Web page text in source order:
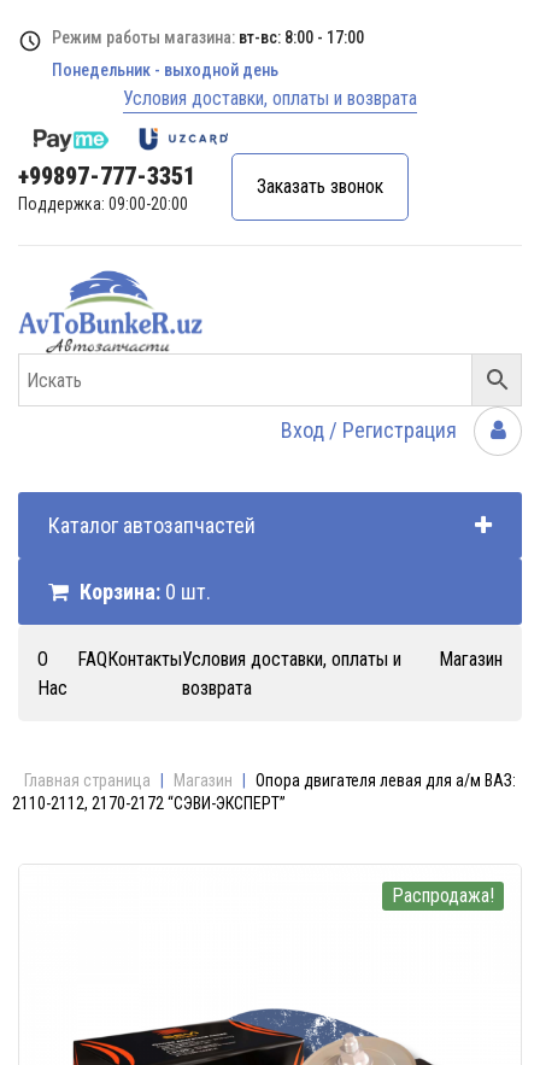
Режим работы магазина: вт-вс: 8:00 - 17:00
Понедельник - выходной день
Условия доставки, оплаты и возврата
+99897-777-3351
Поддержка: 09:00-20:00
Заказать звонок
Вход / Регистрация
Каталог автозапчастей
Корзина: 0 шт.
О
Нас
FAQКонтактыУсловия доставки, оплаты и
возврата
Магазин
Главная страница Магазин
Опора двигателя левая для а/м ВАЗ:
2110-2112, 2170-2172 “СЭВИ-ЭКСПЕРТ”
Распродажа!